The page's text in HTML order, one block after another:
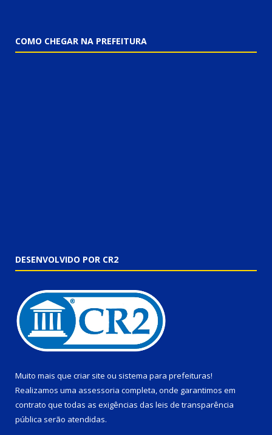
COMO CHEGAR NA PREFEITURA
DESENVOLVIDO POR CR2
Muito mais que criar site ou sistema para prefeituras!
Realizamos uma assessoria completa, onde garantimos em
contrato que todas as exigências das leis de transparência
pública serão atendidas.